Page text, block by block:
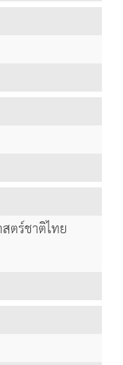
ตร์ชาติไทย